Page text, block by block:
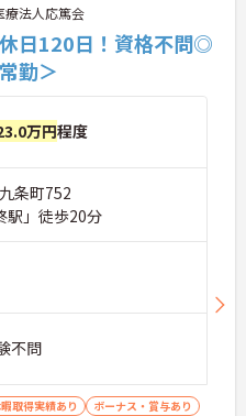
療法人応篤会
休日120日！資格不問◎
勤＞
万円程度
条町752
駅」徒歩20分
不問
取得実績あり
ボーナス・賞与あり